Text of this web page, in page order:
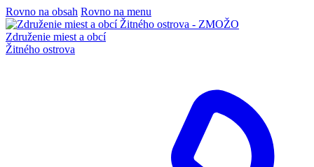
Rovno na obsah Rovno na menu
Združenie miest a obcí
Žitného ostrova